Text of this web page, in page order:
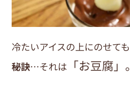
冷たいアイスの上にのせても
秘訣…それは 「お豆腐」。